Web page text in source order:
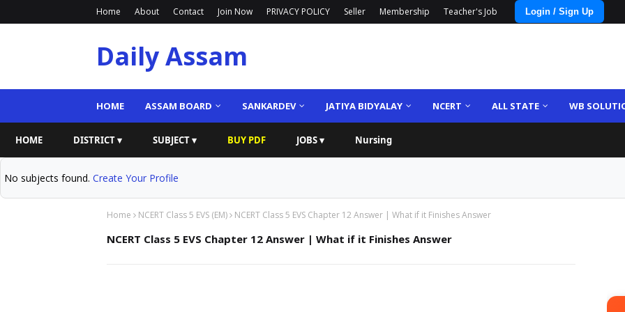
Home About Contact Join Now PRIVACY POLICY Seller Membership Teacher's Job Login / Sign Up
Daily Assam
HOME ASSAM BOARD SANKARDEV JATIYA BIDYALAY NCERT ALL STATE WB
HOME DISTRICT ▾ SUBJECT ▾ BUY PDF JOBS ▾ Nursing
No subjects found. Create Your Profile
Home NCERT Class 5 EVS (EM) NCERT Class 5 EVS Chapter 12 Answer | What if it Finishes Answer
NCERT Class 5 EVS Chapter 12 Answer | What if it Finishes Answer